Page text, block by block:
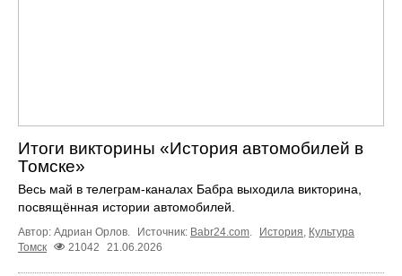
Итоги викторины «История автомобилей в
Томске»
Весь май в телеграм‑каналах Бабра выходила викторина,
посвящённая истории автомобилей.
Автор: Адриан Орлов. Источник: Babr24.com. История, Культура
Томск
21042 21.06.2026